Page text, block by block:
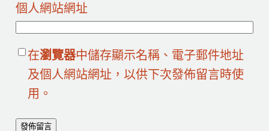
個人網站網址
在瀏覽器中儲存顯示名稱、電子郵件地址
及個人網站網址，以供下次發佈留言時使
用。